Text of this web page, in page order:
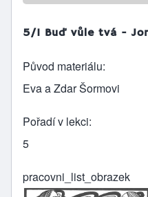
5/1 Buď vůle tvá -
Původ materiálu
Eva a Zdar Šormovi
Pořadí v lekci
5
pracovni_list_obrazek